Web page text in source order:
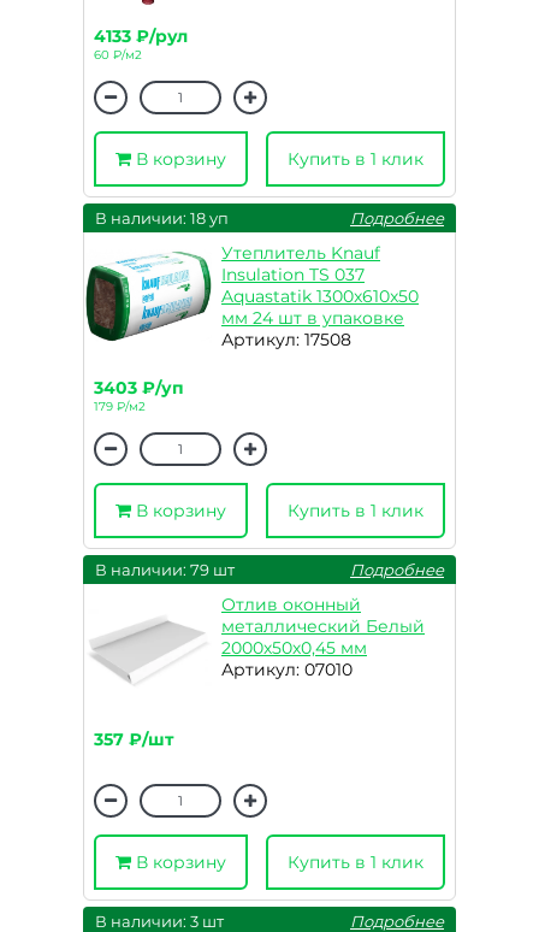
4133 ₽/рул
60 ₽/м2
В корзину Купить в 1 клик
В наличии: 18 уп Подробнее
Утеплитель Knauf
Insulation TS 037
Aquastatik 1300x610x50
мм 24 шт в упаковке
Артикул: 17508
3403 ₽/уп
179 ₽/м2
В корзину Купить в 1 клик
В наличии: 79 шт Подробнее
Отлив оконный
металлический Белый
2000х50х0,45 мм
Артикул: 07010
357 ₽/шт
В корзину Купить в 1 клик
В наличии: 3 шт Подробнее